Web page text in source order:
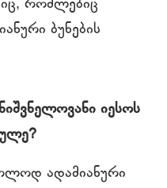
რომლებიც
ბუნების
იესოს
ადამიანური